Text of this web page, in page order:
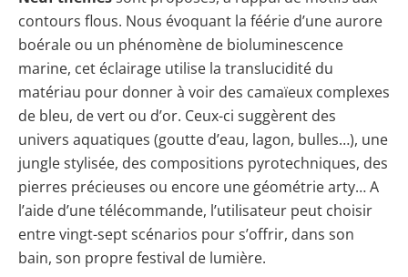
contours flous. Nous évoquant la féérie d’une aurore
boérale ou un phénomène de bioluminescence
marine, cet éclairage utilise la translucidité du
matériau pour donner à voir des camaïeux complexes
de bleu, de vert ou d’or. Ceux-ci suggèrent des
univers aquatiques (goutte d’eau, lagon, bulles…), une
jungle stylisée, des compositions pyrotechniques, des
pierres précieuses ou encore une géométrie arty… A
l’aide d’une télécommande, l’utilisateur peut choisir
entre vingt-sept scénarios pour s’offrir, dans son
bain, son propre festival de lumière.